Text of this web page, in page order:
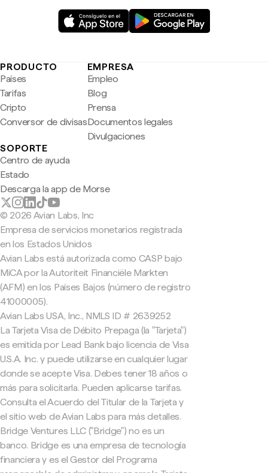
PRODUCTO
Países
Tarifas
Cripto
Conversor de divisas
EMPRESA
Empleo
Blog
Prensa
Documentos legales
Divulgaciones
SOPORTE
Centro de ayuda
Estado
Descarga la app de Morse
© 2026 Avian Labs, Inc
Empresa de servicios monetarios registrada
en los Estados Unidos
Avian Labs está autorizada como CASP bajo
MiCA por la Autoriteit Financiële Markten
(AFM) en los Países Bajos (número de registro
41000005).
Avian Labs USA, Inc., NMLS ID # 2639252
La Tarjeta Visa de Débito Prepaga (la "Tarjeta")
es emitida por Lead Bank bajo licencia de Visa
U.S.A. Inc. y puede utilizarse en cualquier lugar
donde se acepte Visa. Debes tener 18 años o
más para solicitarla. Pueden aplicarse tarifas.
Consulta el Acuerdo del Titular de la Tarjeta y
el sitio web de Avian Labs para más detalles.
Bridge Ventures LLC ("Bridge") no es un
banco. Bridge es una empresa de tecnología
financiera y es el Gestor del Programa